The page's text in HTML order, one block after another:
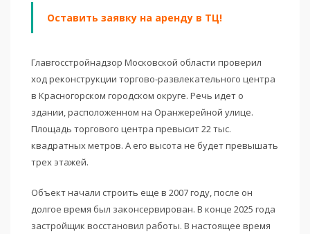
Оставить заявку на аренду в ТЦ!
Главгосстройнадзор Московской области проверил
ход реконструкции торгово-развлекательного центра
в Красногорском городском округе. Речь идет о
здании, расположенном на Оранжерейной улице.
Площадь торгового центра превысит 22 тыс.
квадратных метров. А его высота не будет превышать
трех этажей.
Объект начали строить еще в 2007 году, после он
долгое время был законсервирован. В конце 2025 года
застройщик восстановил работы. В настоящее время